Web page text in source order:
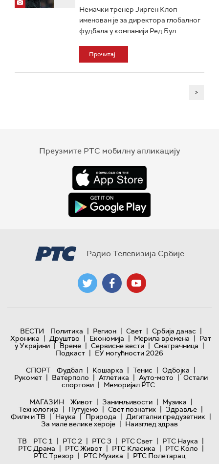
Немачки тренер Јирген Клоп
именован је за директора глобалног
фудбала у компанији Ред Бул...
Прочитај
>
Преузмите РТС мобилну апликацију
Радио Телевизија Србије
ВЕСТИ Политика | Регион | Свет | Србија данас |
Хроника | Друштво | Економија | Мерила времена | Рат
у Украјини | Време | Сервисне вести | Сматрачница |
Подкаст | ЕУ могућности 2026
СПОРТ
Фудбал | Кошарка | Тенис | Одбојка |
Рукомет | Ватерполо | Атлетика | Ауто-мото | Остали
спортови | Меморијал РТС
МАГАЗИН
Живот | Занимљивости | Музика |
Технологијa | Путујемо | Свет познатих | Здравље |
Филм и ТВ | Наука | Природа | Дигитални предузетник |
За мале велике хероје | Наизглед здрав
ТВ
РТС 1 | РТС 2 | РТС 3 | РТС Свет | РТС Наука |
РТС Драма | РТС Живот | РТС Класика | РТС Коло |
РТС Трезор | РТС Музика | РТС Полетарац